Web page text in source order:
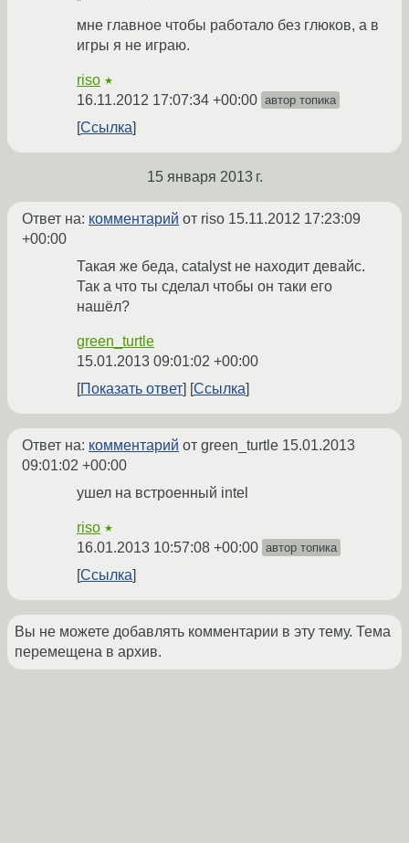
мне главное чтобы работало без глюков, а в
игры я не играю.
riso ★
16.11.2012 17:07:34 +00:00 автор топика
Ссылка
15 января 2013 г.
Ответ на: комментарий от riso 15.11.2012 17:23:09
+00:00
Такая же беда, catalyst не находит девайс.
Так а что ты сделал чтобы он таки его
нашёл?
green_turtle
15.01.2013 09:01:02 +00:00
Показать ответ
Ссылка
Ответ на: комментарий от green_turtle 15.01.2013
09:01:02 +00:00
ушел на встроенный intel
riso ★
16.01.2013 10:57:08 +00:00 автор топика
Ссылка
Вы не можете добавлять комментарии в эту тему. Тема
перемещена в архив.